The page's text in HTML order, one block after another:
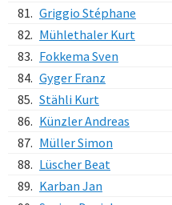
81. Griggio Stéphane
82. Mühlethaler Kurt
83. Fokkema Sven
84. Gyger Franz
85. Stähli Kurt
86. Künzler Andreas
87. Müller Simon
88. Lüscher Beat
89. Karban Jan